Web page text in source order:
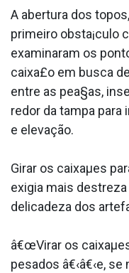
A abertura dos
primeiro obsta¡culo
examinaram os
caixa£o em busca
entre as pea§as,
redor da tampa
e elevação.
Girar os caixaµes
exigia mais
delicadeza dos
â€œVirar os
pesados â€‹â€‹e,